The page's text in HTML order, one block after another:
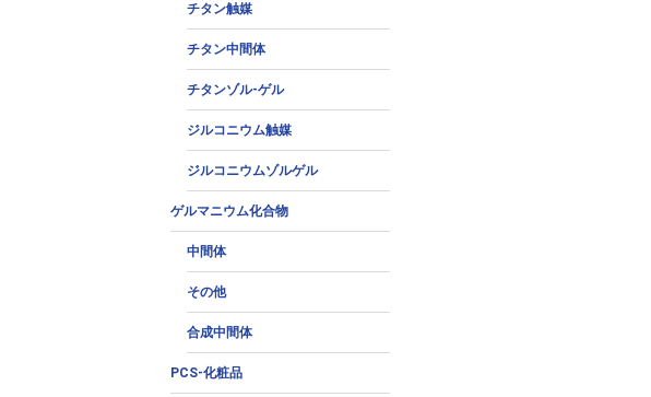
チタン触媒
チタン中間体
チタンゾル-ゲル
ジルコニウム触媒
ジルコニウムゾルゲル
ゲルマニウム化合物
中間体
その他
合成中間体
PCS-化粧品